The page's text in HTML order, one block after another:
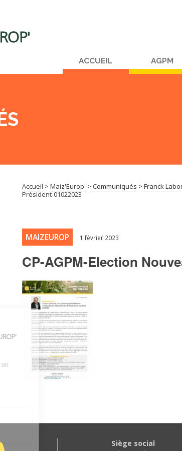
ACCUEIL AGPM
Accueil > Maiz'Europ' > Communiqués > Franck
Président-01022023
MAIZEUROP 1 février 2023
CP-AGPM-Election
Siège social
déranger, mais on
votre visite...